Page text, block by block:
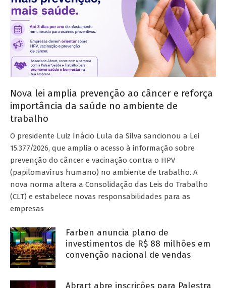
Nova lei amplia prevenção ao câncer e reforça
importância da saúde no ambiente de
trabalho
O presidente Luiz Inácio Lula da Silva sancionou a Lei
15.377/2026, que amplia o acesso à informação sobre
prevenção do câncer e vacinação contra o HPV
(papilomavírus humano) no ambiente de trabalho. A
nova norma altera a Consolidação das Leis do Trabalho
(CLT) e estabelece novas responsabilidades para as
empresas
Farben anuncia plano de
investimentos de R$ 88 milhões em
convenção nacional de vendas